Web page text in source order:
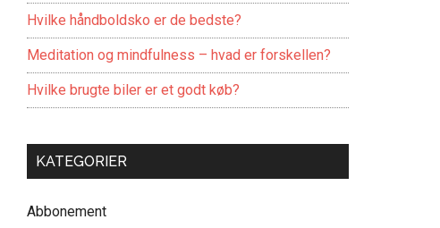
Hvilke håndboldsko er de bedste?
Meditation og mindfulness – hvad er forskellen?
Hvilke brugte biler er et godt køb?
KATEGORIER
Abbonement